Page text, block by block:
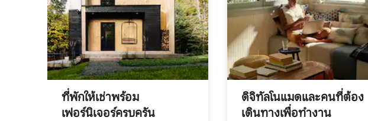
ที่พักให้เช่าพร้อม
เฟอร์นิเจอร์ครบครัน
ดิจิทัลโนแมดและคนที่ต้อง
เดินทางเพื่อทำงาน